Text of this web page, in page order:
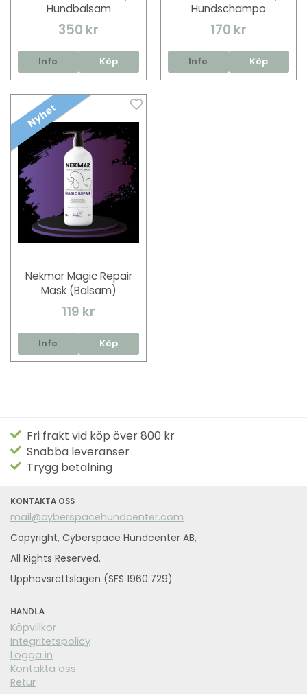
Hundbalsam
350 kr
Info Köp
Hundschampo
170 kr
Info Köp
Nyhet
Nekmar Magic Repair
Mask (Balsam)
119 kr
Info Köp
Fri frakt vid köp över 800 kr
Snabba leveranser
Trygg betalning
KONTAKTA OSS
mail@cyberspacehundcenter.com
Copyright, Cyberspace Hundcenter AB,
All Rights Reserved.
Upphovsrättslagen (SFS 1960:729)
HANDLA
Köpvillkor
Integritetspolicy
Logga in
Kontakta oss
Retur